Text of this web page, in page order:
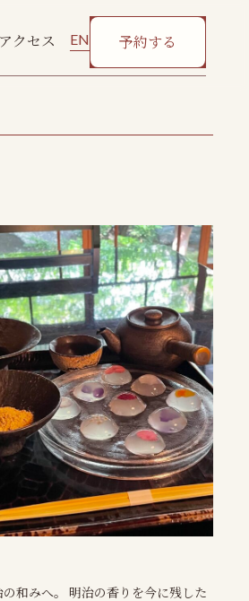
アクセス EN 予約する
和みへ。 明治の香りを今に残した